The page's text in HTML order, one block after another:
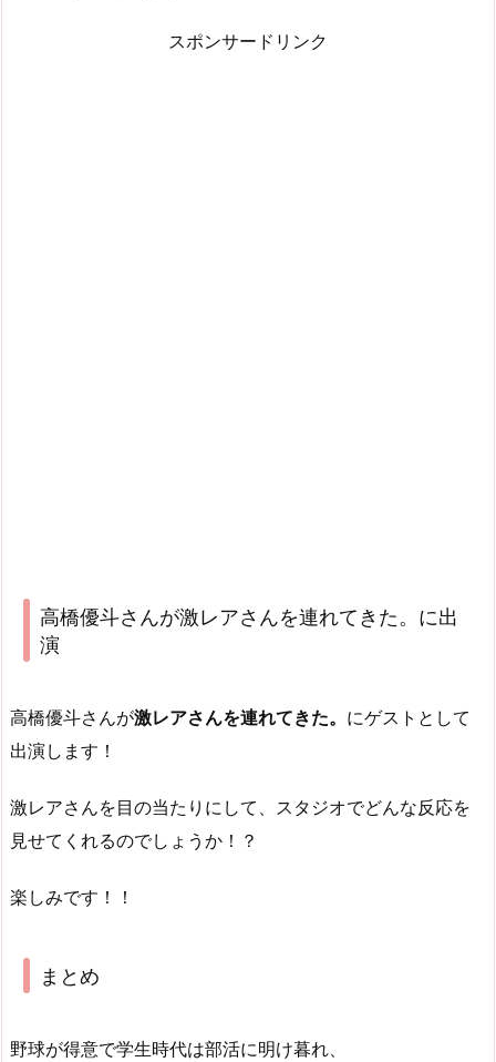
スポンサードリンク
高橋優斗さんが激レアさんを連れてきた。に出
演
高橋優斗さんが激レアさんを連れてきた。 にゲストとして
出演します！
激レアさんを目の当たりにして、スタジオでどんな反応を
見せてくれるのでしょうか！？
楽しみです！！
まとめ
野球が得意で学生時代は部活に明け暮れ、